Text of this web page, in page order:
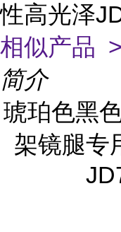
性高光泽
相似产品 >
简介
琥珀色黑
架镜腿专